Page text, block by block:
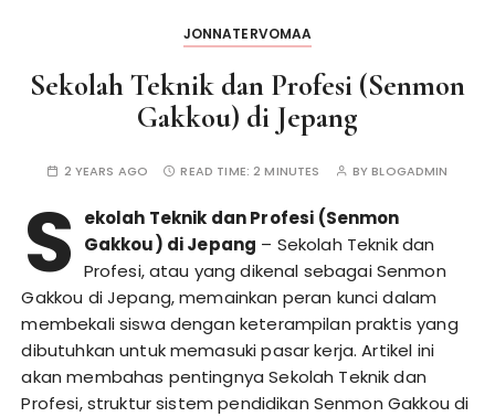
JONNATERVOMAA
Sekolah Teknik dan Profesi (Senmon
Gakkou) di Jepang
2 YEARS AGO READ TIME:2 MINUTES BYBLOGADMIN
S
ekolah Teknik dan Profesi (Senmon
Gakkou) di Jepang – Sekolah Teknik dan
Profesi, atau yang dikenal sebagai Senmon
Gakkou di Jepang, memainkan peran kunci dalam
membekali siswa dengan keterampilan praktis yang
dibutuhkan untuk memasuki pasar kerja. Artikel ini
akan membahas pentingnya Sekolah Teknik dan
Profesi, struktur sistem pendidikan Senmon Gakkou di